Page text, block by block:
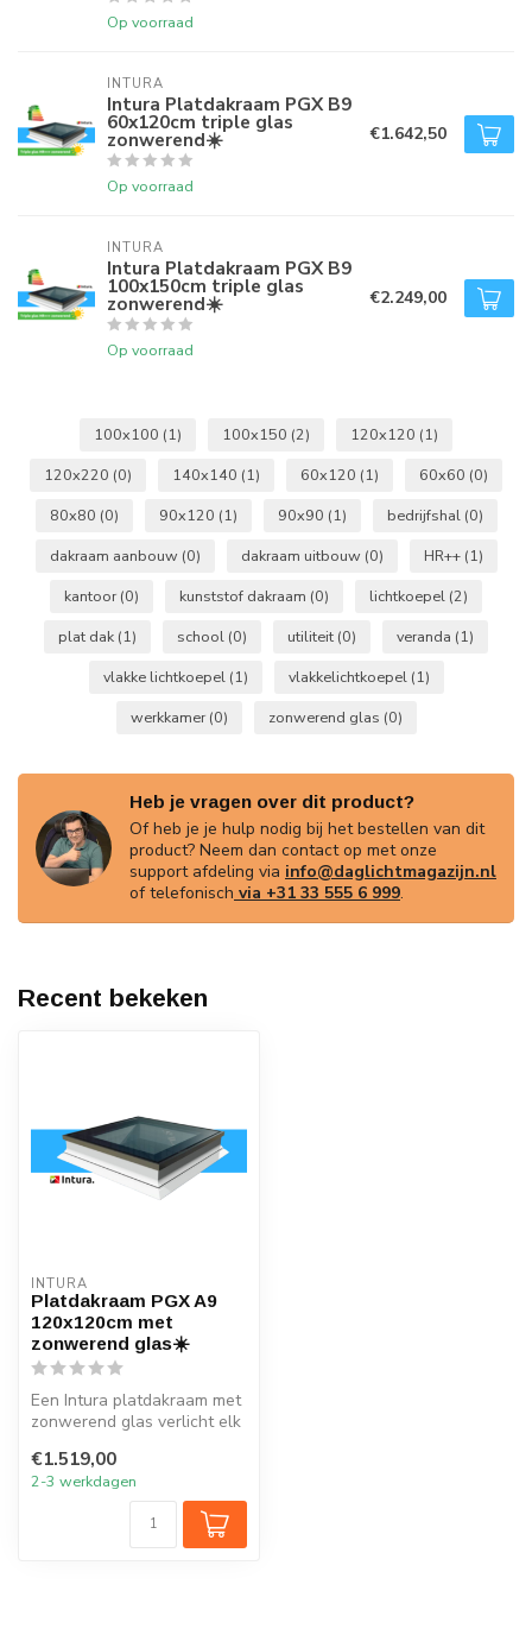
Op voorraad
INTURA
Intura Platdakraam PGX B9
60x120cm triple glas
zonwerend☀️
Op voorraad
€1.642,50
INTURA
Intura Platdakraam PGX B9
100x150cm triple glas
zonwerend☀️
Op voorraad
€2.249,00
100x100 (1) 100x150 (2) 120x120 (1)
120x220 (0) 140x140 (1) 60x120 (1) 60x60 (0)
80x80 (0) 90x120 (1) 90x90 (1) bedrijfshal (0)
dakraam aanbouw (0) dakraam uitbouw (0) HR++ (1)
kantoor (0) kunststof dakraam (0) lichtkoepel (2)
plat dak (1) school (0) utiliteit (0) veranda (1)
vlakke lichtkoepel (1) vlakkelichtkoepel (1)
werkkamer (0) zonwerend glas (0)
Heb je vragen over dit product?
Of heb je je hulp nodig bij het bestellen van dit
product? Neem dan contact op met onze
support afdeling via info@daglichtmagazijn.nl
of telefonisch via +31 33 555 6 999.
Recent bekeken
INTURA
Platdakraam PGX A9
120x120cm met
zonwerend glas☀️
Een Intura platdakraam met
zonwerend glas verlicht elk
€1.519,00
2-3 werkdagen